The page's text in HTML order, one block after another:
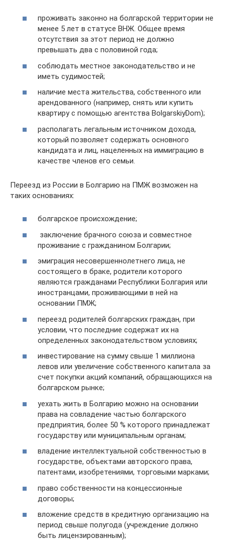
проживать законно на болгарской территории не
менее 5 лет в статусе ВНЖ. Общее время
отсутствия за этот период не должно
превышать два с половиной года;
соблюдать местное законодательство и не
иметь судимостей;
наличие места жительства, собственного или
арендованного (например, снять или купить
квартиру с помощью агентства BolgarskiyDom);
располагать легальным источником дохода,
который позволяет содержать основного
кандидата и лиц, нацеленных на иммиграцию в
качестве членов его семьи.
Переезд из России в Болгарию на ПМЖ возможен на
таких основаниях:
болгарское происхождение;
заключение брачного союза и совместное
проживание с гражданином Болгарии;
эмиграция несовершеннолетнего лица, не
состоящего в браке, родители которого
являются гражданами Республики Болгария или
иностранцами, проживающими в ней на
основании ПМЖ;
переезд родителей болгарских граждан, при
условии, что последние содержат их на
определенных законодательством условиях;
инвестирование на сумму свыше 1 миллиона
левов или увеличение собственного капитала за
счет покупки акций компаний, обращающихся на
болгарском рынке;
уехать жить в Болгарию можно на основании
права на совладение частью болгарского
предприятия, более 50 % которого принадлежат
государству или муниципальным органам;
владение интеллектуальной собственностью в
государстве, объектами авторского права,
патентами, изобретениями, торговыми марками;
право собственности на концессионные
договоры;
вложение средств в кредитную организацию на
период свыше полугода (учреждение должно
быть лицензированным);